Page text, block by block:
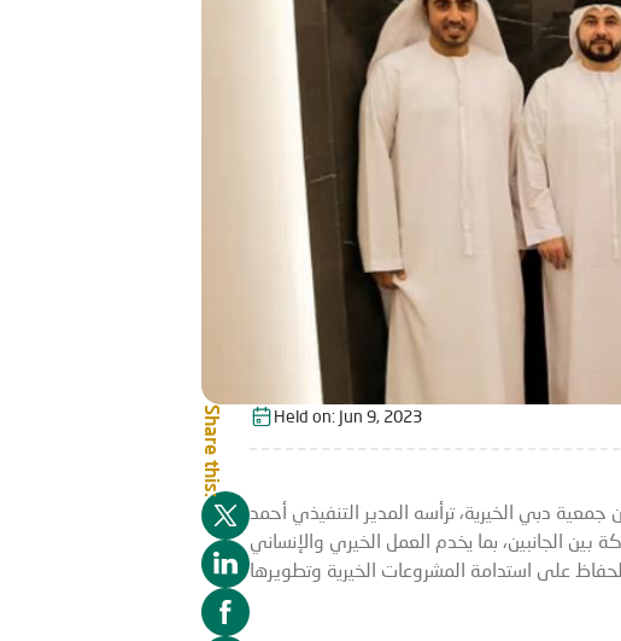
Share this: Held on: Jun 9, 2023
دبي الخيرية، ترأسه المدير التنفيذي أحمد
بين الجانبين، بما يخدم العمل الخيري والإنساني